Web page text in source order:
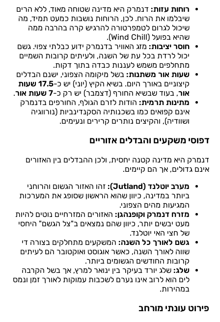
רוחות עזות: דנמרק היא מדינה שטוחה מאוד, ללא הרים
שיבלמו את הרוח. לכן, הרוחות נושבות כמעט תמיד, מה
שיכול לגרום לטמפרטורה להרגיש קרה בהרבה ממה
שהיא בפועל (Wind Chill).
חוסר יציבות: מזג האוויר בדנמרק ידוע כבלתי צפוי. גשם
יכול לרדת בכל עת של השנה, ולעיתים קרובות השמיים
מתחלפים משמש לעננות כבדה בתוך דקות.
שעות אור משתנות: בשל מיקומה הצפוני, ישנם הבדלים
קיצוניים באורך היום. בשיא הקיץ (יוני) יש כ-
17.5 שעות
אור, בעוד שבשיא החורף (דצמבר) יש רק כ-7 שעות אור
.
מתינות תרמית: הודות לזרם הגולף, החורפים בדנמרק
אינם קפואים כמו בשכנותיה הסקנדינביות (נורווגיה
ושוודיה), והקיצים נותרים קרירים ונעימים.
דפוסי משקעים והבדלים אזוריים
דנמרק היא מדינה קטנה יחסית, ולכן ההבדלים בין האזורים
אינם גדולים, אך הם קיימים.
מערב יוטלנד (Jutland):
זהו האזור הגשום והרוחני
ביותר במדינה, כיוון שהוא הראשון שסופג את המערכות
המגיעות מהים הצפוני.
מזרח דנמרק וקופנהגן: האזורים המזרחיים נוטים להיות
מעט יבשים יותר, כיוון שהם נמצאים ב"צל הגשם" היחסי
של חצי האי יוטלנד.
גשם לאורך כל השנה: המשקעים מתחלקים בצורה די
שווה לאורך השנה, כאשר אוגוסט ואוקטובר הם לעיתים
קרובות החודשים הגשומים ביותר.
שלג: שלג יורד בעיקר בין ינואר למרץ, אך בשל הקרבה
לים הוא לרוב אינו נערם לשכבות עמוקות לאורך זמן ונמס
במהירות.
פירוט עונתי מורחב